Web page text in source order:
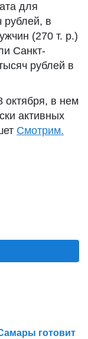
для
рублей, в
(270 т. р.)
Санкт-
рублей в
октября, в нем
активных
Смотрим.
готовит